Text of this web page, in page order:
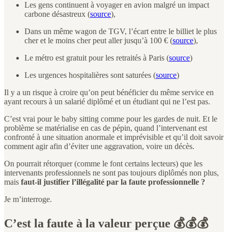
Les gens continuent à voyager en avion malgré un impact
carbone désastreux (source),
Dans un même wagon de TGV, l’écart entre le billiet le plus
cher et le moins cher peut aller jusqu’à 100 € (source),
Le métro est gratuit pour les retraités à Paris (source)
Les urgences hospitalières sont saturées (source)
Il y a un risque à croire qu’on peut bénéficier du même service en
ayant recours à un salarié diplômé et un étudiant qui ne l’est pas.
C’est vrai pour le baby sitting comme pour les gardes de nuit. Et le
problème se matérialise en cas de pépin, quand l’intervenant est
confronté à une situation anormale et imprévisible et qu’il doit savoir
comment agir afin d’éviter une aggravation, voire un décès.
On pourrait rétorquer (comme le font certains lecteurs) que les
intervenants professionnels ne sont pas toujours diplômés non plus,
mais faut-il justifier l’illégalité par la faute professionnelle ?
Je m’interroge.
C’est la faute à la valeur perçue 💰💰💰